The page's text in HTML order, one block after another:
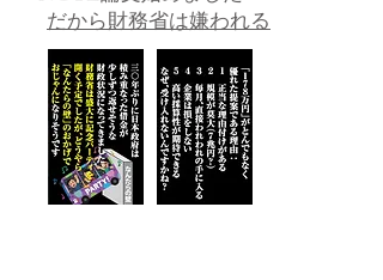
だから財務省は嫌われる